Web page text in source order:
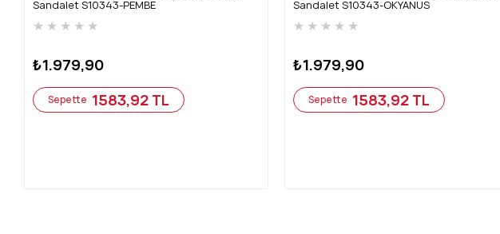
Sandalet S10343-PEMBE
★ ★ ★ ★ ★
₺1.979,90
Sepette 1583,92 TL
Sandalet S10343-OKYANUS
★ ★ ★ ★ ★
₺1.979,90
Sepette 1583,92 TL